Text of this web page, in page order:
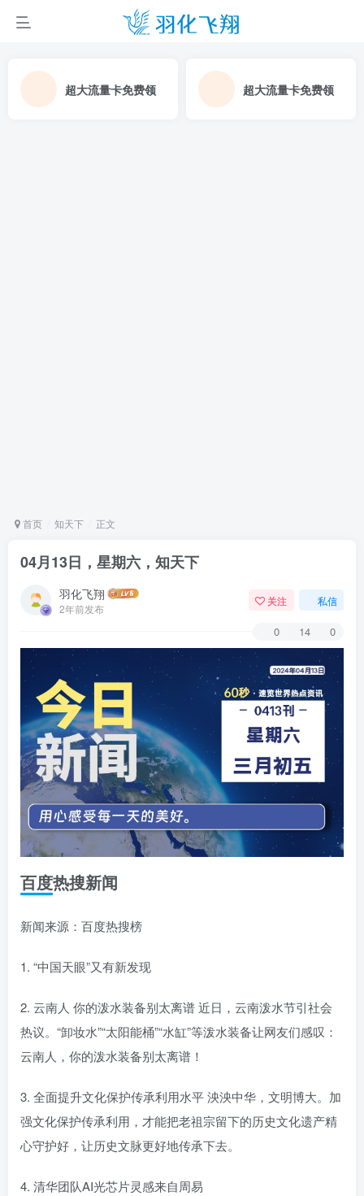
超大流量卡免费领 超大流量卡免费领
首页 知天下 正文
04月13日，星期六，知天下
羽化飞翔
2年前发布
关注 私信
0 14 0
百度热搜新闻
新闻来源：百度热搜榜
1. “中国天眼”又有新发现
2. 云南人 你的泼水装备别太离谱 近日，云南泼水节引社会
热议。“卸妆水”“太阳能桶”“水缸”等泼水装备让网友们感叹：
云南人，你的泼水装备别太离谱！
3. 全面提升文化保护传承利用水平 泱泱中华，文明博大。加
强文化保护传承利用，才能把老祖宗留下的历史文化遗产精
心守护好，让历史文脉更好地传承下去。
4. 清华团队AI光芯片灵感来自周易